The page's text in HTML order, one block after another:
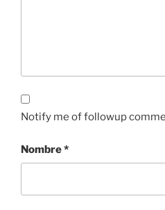
Notify me of followup
Nombre*